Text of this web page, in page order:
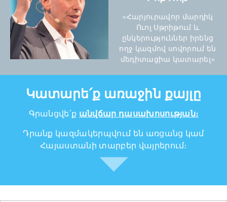
«Հարյուրավոր մարդիկ
Ուոլ Սթրիթում և
ընկերություններ իրենց
ողջ կազմով սովորում են
մեդիտացիա կատարել»
Կատարե՛ք առաջին քայլը
Գրանցվե՛ք անվճար դասախոսության։
Դրանք կազմակերպվում են առցանց կամ
Հայաստանի տարբեր վայրերում։